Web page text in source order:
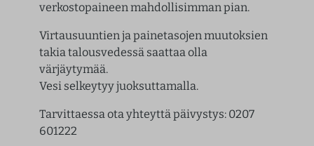
verkostopaineen mahdollisimman pian.
Virtausuuntien ja painetasojen muutoksien
takia talousvedessä saattaa olla
värjäytymää.
Vesi selkeytyy juoksuttamalla.
Tarvittaessa ota yhteyttä päivystys: 0207
601222